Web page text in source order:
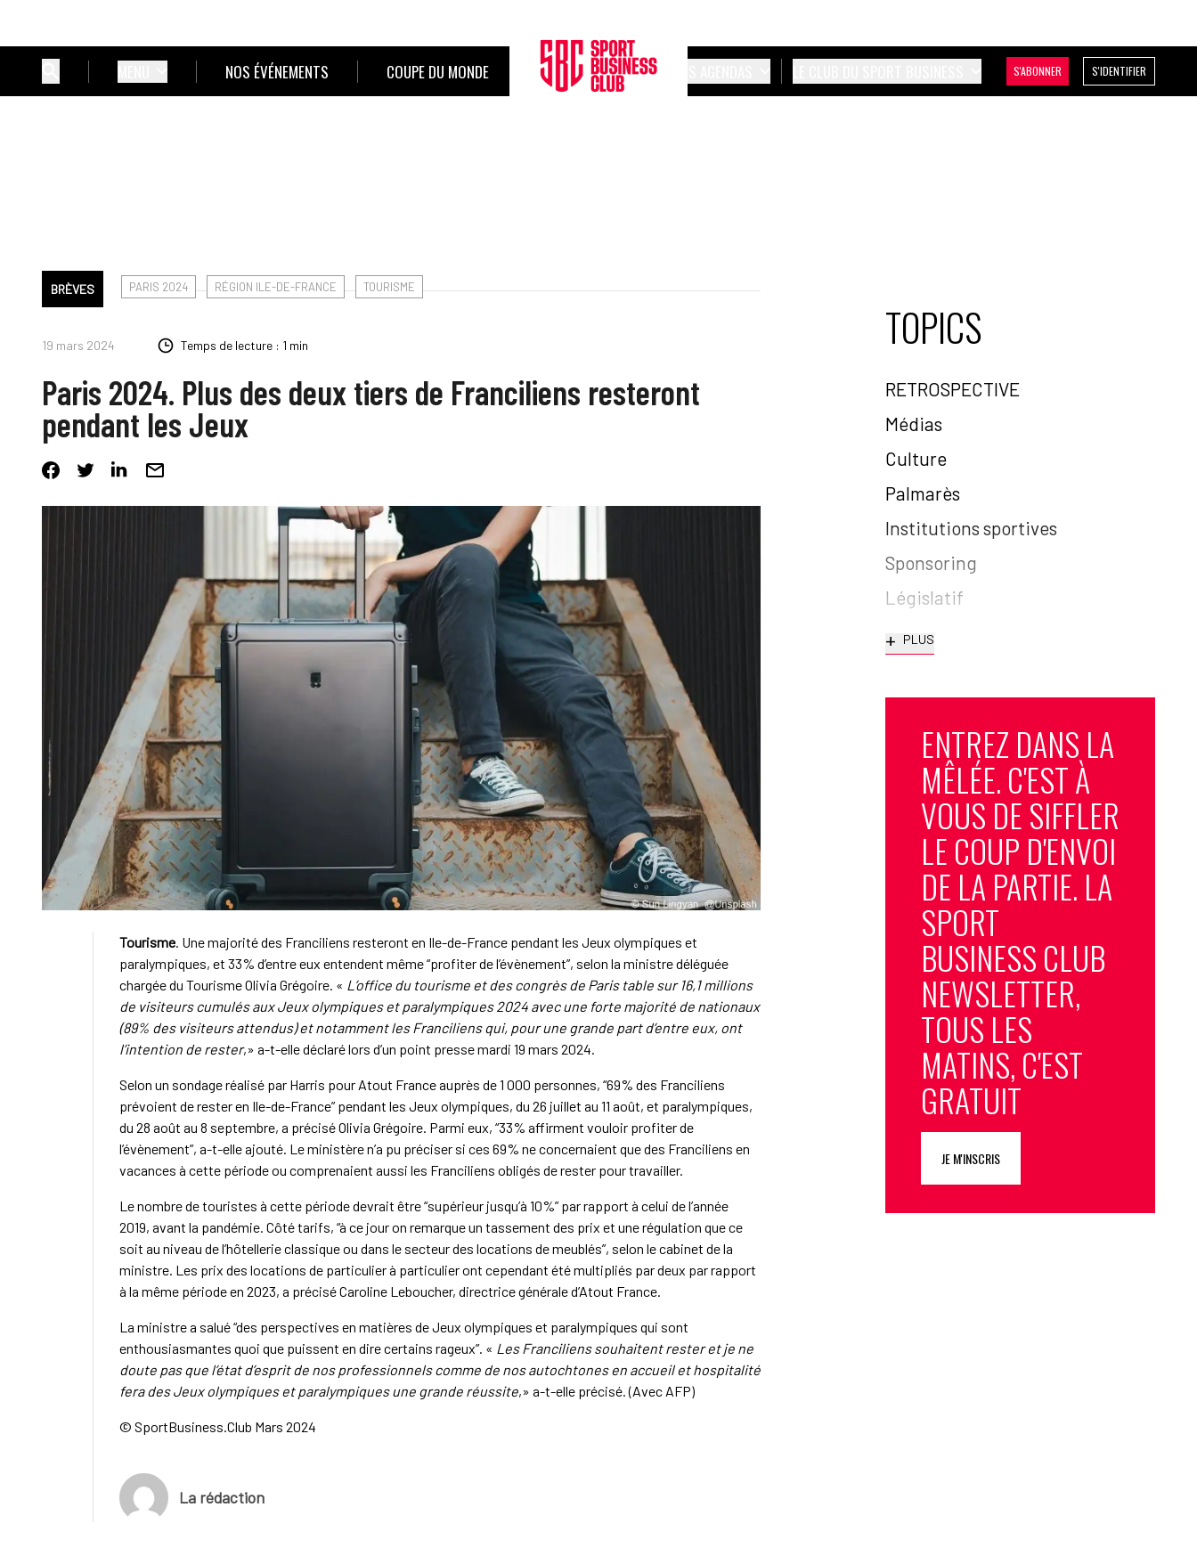
NOS ÉVÉNEMENTS COUPE DU MONDE S'ABONNER S'IDENTIFIER
BRÈVES PARIS 2024 RÉGION ILE-DE-FRANCE TOURISME
19 mars 2024 Temps de lecture : 1 min
Paris 2024. Plus des deux tiers de Franciliens resteront
pendant les Jeux
Tourisme. Une majorité des Franciliens resteront en Ile-de-France pendant les Jeux olympiques et
paralympiques, et 33% d’entre eux entendent même “profiter de l’évènement”, selon la ministre déléguée
chargée du Tourisme Olivia Grégoire. « L’office du tourisme et des congrès de Paris table sur 16,1 millions
de visiteurs cumulés aux Jeux olympiques et paralympiques 2024 avec une forte majorité de nationaux
(89% des visiteurs attendus) et notamment les Franciliens qui, pour une grande part d’entre eux, ont
l’intention de rester,» a-t-elle déclaré lors d’un point presse mardi 19 mars 2024.
Selon un sondage réalisé par Harris pour Atout France auprès de 1 000 personnes, “69% des Franciliens
prévoient de rester en Ile-de-France” pendant les Jeux olympiques, du 26 juillet au 11 août, et paralympiques,
du 28 août au 8 septembre, a précisé Olivia Grégoire. Parmi eux, “33% affirment vouloir profiter de
l’évènement”, a-t-elle ajouté. Le ministère n’a pu préciser si ces 69% ne concernaient que des Franciliens en
vacances à cette période ou comprenaient aussi les Franciliens obligés de rester pour travailler.
Le nombre de touristes à cette période devrait être “supérieur jusqu’à 10%” par rapport à celui de l’année
2019, avant la pandémie. Côté tarifs, “à ce jour on remarque un tassement des prix et une régulation que ce
soit au niveau de l’hôtellerie classique ou dans le secteur des locations de meublés”, selon le cabinet de la
ministre. Les prix des locations de particulier à particulier ont cependant été multipliés par deux par rapport
à la même période en 2023, a précisé Caroline Leboucher, directrice générale d’Atout France.
La ministre a salué “des perspectives en matières de Jeux olympiques et paralympiques qui sont
enthousiasmantes quoi que puissent en dire certains rageux”. « Les Franciliens souhaitent rester et je ne
doute pas que l’état d’esprit de nos professionnels comme de nos autochtones en accueil et hospitalité
fera des Jeux olympiques et paralympiques une grande réussite,» a-t-elle précisé. (Avec AFP)
© SportBusiness.Club Mars 2024
La rédaction
TOPICS
RETROSPECTIVE
Médias
Culture
Palmarès
Institutions sportives
Sponsoring
Législatif
+ PLUS
ENTREZ DANS LA
MÊLÉE. C'EST À
VOUS DE SIFFLER
LE COUP D'ENVOI
DE LA PARTIE. LA
SPORT
BUSINESS CLUB
NEWSLETTER,
TOUS LES
MATINS, C'EST
GRATUIT
JE M'INSCRIS